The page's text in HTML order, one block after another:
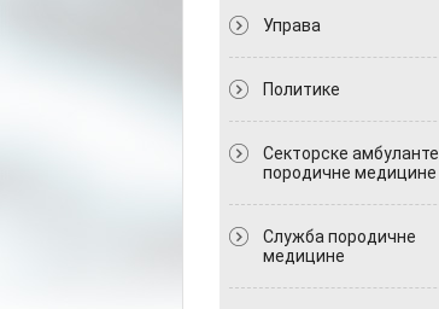
Управа
Политикe
Секторске амбуланте
породичне медицине
Служба породичне
медицине